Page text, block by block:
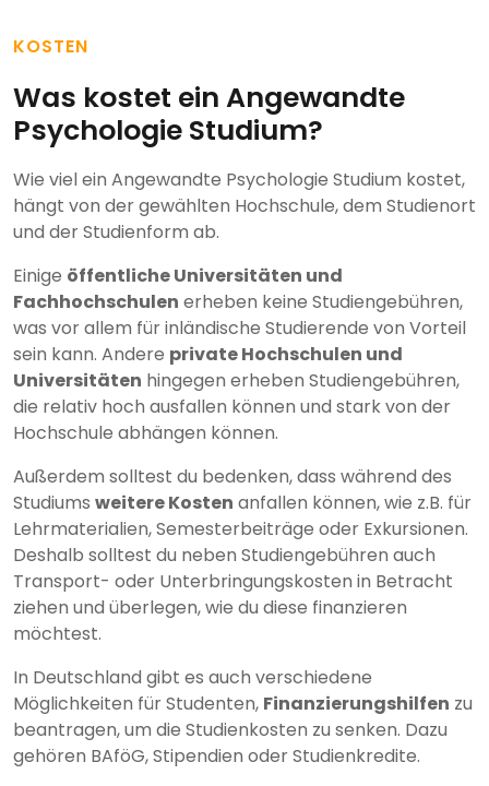
KOSTEN
Was kostet ein Angewandte
Psychologie Studium?
Wie viel ein Angewandte Psychologie Studium kostet,
hängt von der gewählten Hochschule, dem Studienort
und der Studienform ab.
Einige öffentliche Universitäten und
Fachhochschulen erheben keine Studiengebühren,
was vor allem für inländische Studierende von Vorteil
sein kann. Andere private Hochschulen und
Universitäten hingegen erheben Studiengebühren,
die relativ hoch ausfallen können und stark von der
Hochschule abhängen können.
Außerdem solltest du bedenken, dass während des
Studiums weitere Kosten anfallen können, wie z.B. für
Lehrmaterialien, Semesterbeiträge oder Exkursionen.
Deshalb solltest du neben Studiengebühren auch
Transport- oder Unterbringungskosten in Betracht
ziehen und überlegen, wie du diese finanzieren
möchtest.
In Deutschland gibt es auch verschiedene
Möglichkeiten für Studenten, Finanzierungshilfen zu
beantragen, um die Studienkosten zu senken. Dazu
gehören BAföG, Stipendien oder Studienkredite.